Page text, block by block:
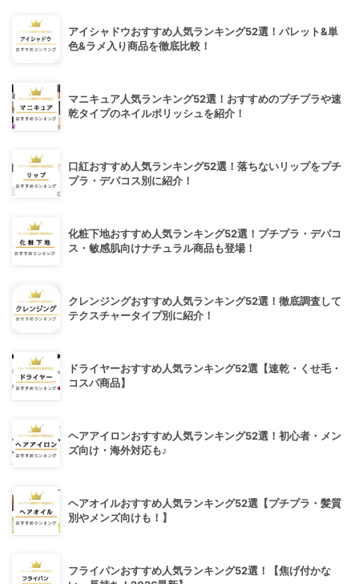
アイシャドウおすすめ人気ランキング52選！パレット&単
色&ラメ入り商品を徹底比較！
マニキュア人気ランキング52選！おすすめのプチプラや速
乾タイプのネイルポリッシュを紹介！
口紅おすすめ人気ランキング52選！落ちないリップをプチ
プラ・デパコス別に紹介！
化粧下地おすすめ人気ランキング52選！プチプラ・デパコ
ス・敏感肌向けナチュラル商品も登場！
クレンジングおすすめ人気ランキング52選！徹底調査して
テクスチャータイプ別に紹介！
ドライヤーおすすめ人気ランキング52選【速乾・くせ毛・
コスパ商品】
ヘアアイロンおすすめ人気ランキング52選！初心者・メン
ズ向け・海外対応も♪
ヘアオイルおすすめ人気ランキング52選【プチプラ・髪質
別やメンズ向けも！】
フライパンおすすめ人気ランキング52選！【焦げ付かな